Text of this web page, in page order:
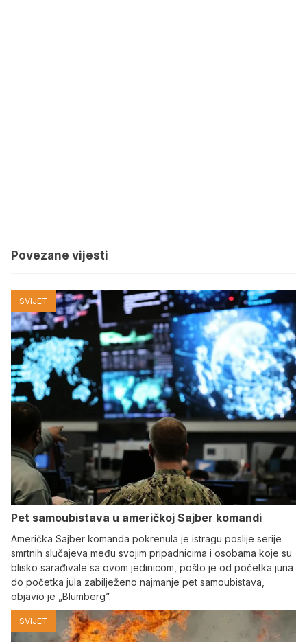
Povezane vijesti
SVIJET
Pet samoubistava u američkoj Sajber komandi
Američka Sajber komanda pokrenula je istragu poslije serije
smrtnih slučajeva među svojim pripadnicima i osobama koje su
blisko sarađivale sa ovom jedinicom, pošto je od početka juna
do početka jula zabilježeno najmanje pet samoubistava,
objavio je „Blumberg”.
SVIJET